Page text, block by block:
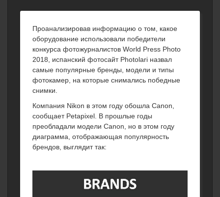
Проанализировав информацию о том, какое
оборудование использовали победители
конкурса фотожурналистов World Press Photo
2018, испанский фотосайт Photolari назвал
самые популярные бренды, модели и типы
фотокамер, на которые снимались победные
снимки.
Компания Nikon в этом году обошла Canon,
сообщает Petapixel. В прошлые годы
преобладали модели Canon, но в этом году
диаграмма, отображающая популярность
брендов, выглядит так: